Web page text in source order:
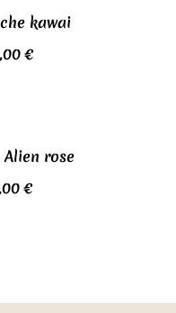
kawai
€
Alien rose
€